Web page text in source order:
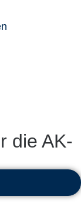
die AK-